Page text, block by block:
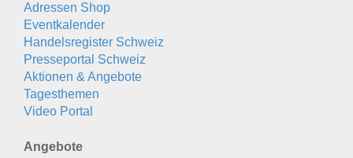
Adressen Shop
Eventkalender
Handelsregister Schweiz
Presseportal Schweiz
Aktionen & Angebote
Tagesthemen
Video Portal
Angebote